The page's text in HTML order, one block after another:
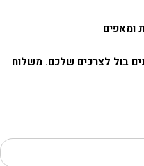
לצרכים שלכם. משלוח